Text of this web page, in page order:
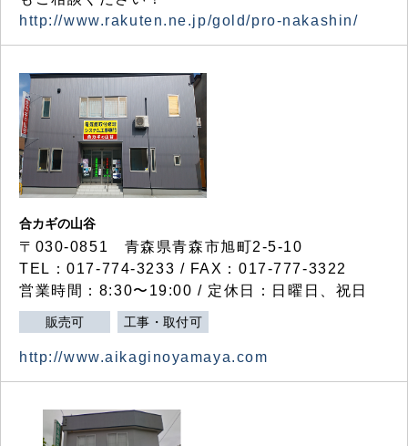
http://www.rakuten.ne.jp/gold/pro-nakashin/
合カギの山谷
〒030-0851 青森県青森市旭町2-5-10
TEL：017-774-3233 / FAX：017-777-3322
営業時間：8:30〜19:00 / 定休日：日曜日、祝日
販売可 工事・取付可
http://www.aikaginoyamaya.com